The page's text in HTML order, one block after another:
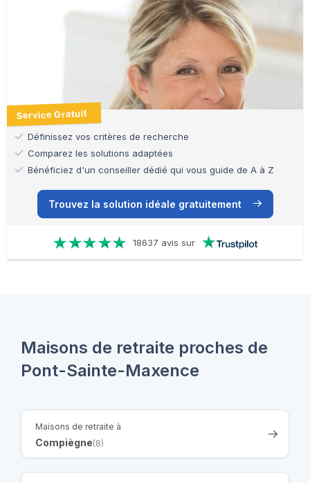
Service Gratuit
Définissez vos critères de recherche
Comparez les solutions adaptées
Bénéficiez d'un conseiller dédié qui vous guide de A à Z
Trouvez la solution idéale gratuitement
18637 avis sur
Maisons de retraite proches de
Pont-Sainte-Maxence
Maisons de retraite à
Compiègne(8)